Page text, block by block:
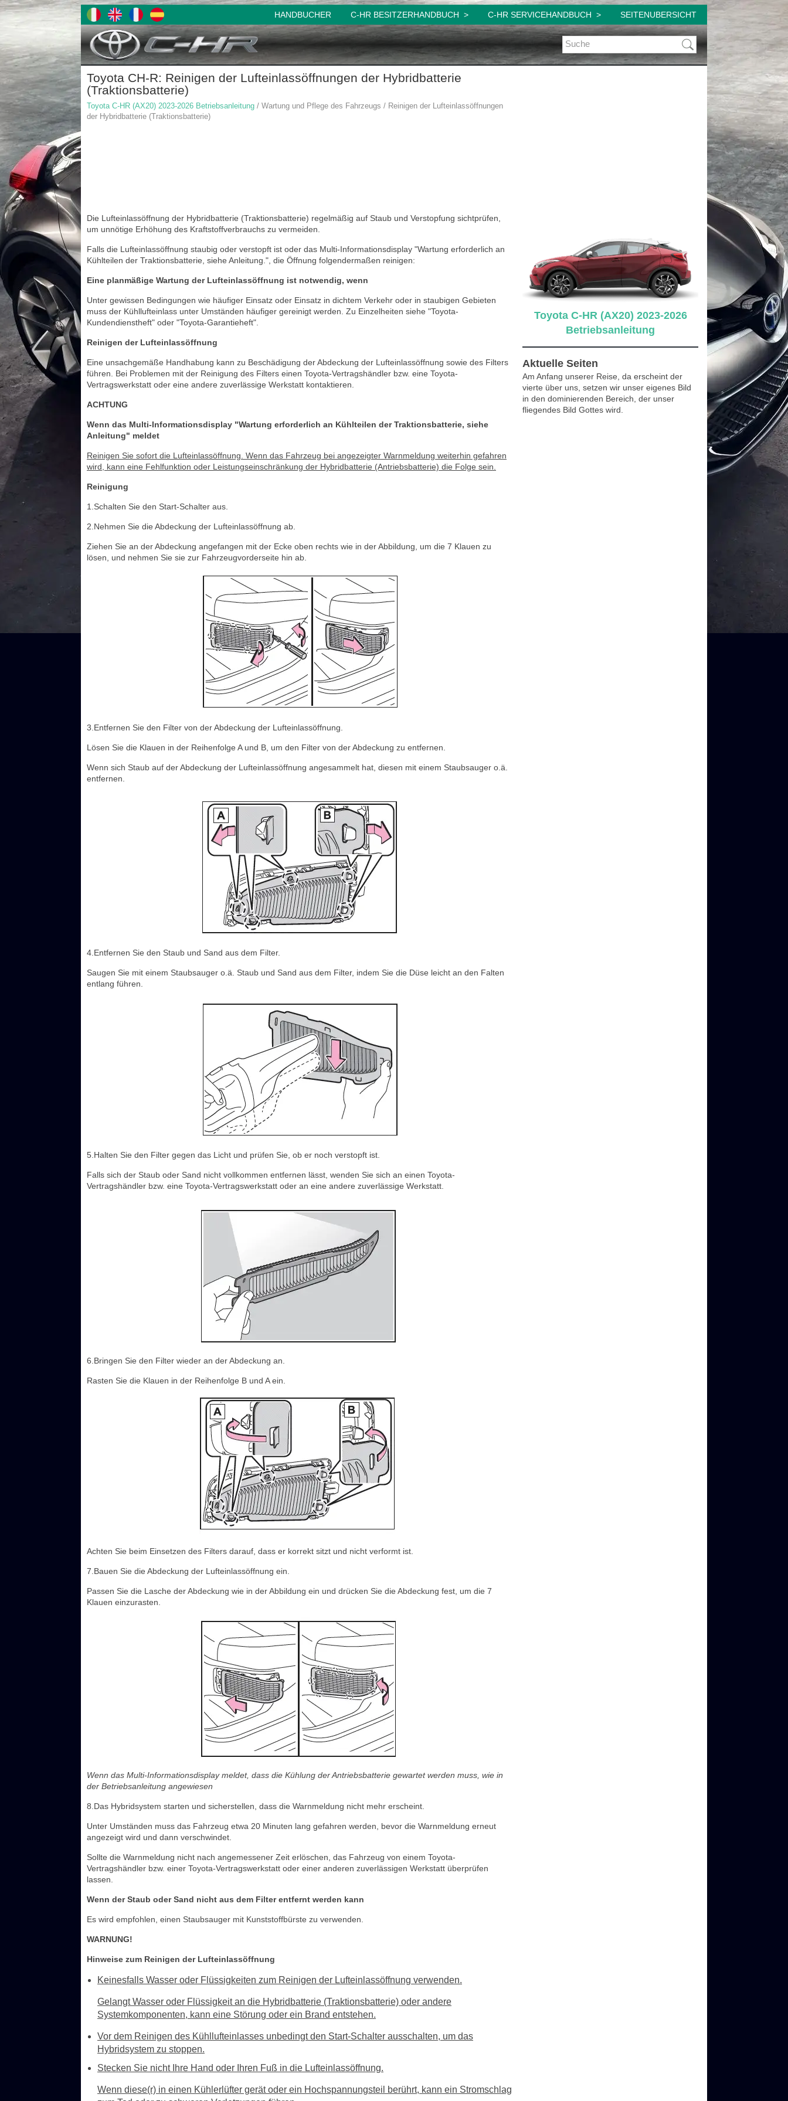
HANDBUCHER C-HR BESITZERHANDBUCH C-HR SERVICEHANDBUCH SEITENUBERSICHT
Toyota CH-R: Reinigen der Lufteinlassöffnungen der Hybridbatterie
(Traktionsbatterie)
Toyota C-HR (AX20) 2023-2026 Betriebsanleitung / Wartung und Pflege des Fahrzeugs / Reinigen der Lufteinlassöffnungen
der Hybridbatterie (Traktionsbatterie)
Die Lufteinlassöffnung der Hybridbatterie (Traktionsbatterie) regelmäßig auf Staub und Verstopfung sichtprüfen,
um unnötige Erhöhung des Kraftstoffverbrauchs zu vermeiden.
Falls die Lufteinlassöffnung staubig oder verstopft ist oder das Multi-Informationsdisplay "Wartung erforderlich an
Kühlteilen der Traktionsbatterie, siehe Anleitung.", die Öffnung folgendermaßen reinigen:
Eine planmäßige Wartung der Lufteinlassöffnung ist notwendig, wenn
Unter gewissen Bedingungen wie häufiger Einsatz oder Einsatz in dichtem Verkehr oder in staubigen Gebieten
muss der Kühllufteinlass unter Umständen häufiger gereinigt werden. Zu Einzelheiten siehe "Toyota-
Kundendienstheft" oder "Toyota-Garantieheft".
Reinigen der Lufteinlassöffnung
Eine unsachgemäße Handhabung kann zu Beschädigung der Abdeckung der Lufteinlassöffnung sowie des Filters
führen. Bei Problemen mit der Reinigung des Filters einen Toyota-Vertragshändler bzw. eine Toyota-
Vertragswerkstatt oder eine andere zuverlässige Werkstatt kontaktieren.
ACHTUNG
Wenn das Multi-Informationsdisplay "Wartung erforderlich an Kühlteilen der Traktionsbatterie, siehe
Anleitung" meldet
Reinigen Sie sofort die Lufteinlassöffnung. Wenn das Fahrzeug bei angezeigter Warnmeldung weiterhin gefahren
wird, kann eine Fehlfunktion oder Leistungseinschränkung der Hybridbatterie (Antriebsbatterie) die Folge sein.
Reinigung
1.Schalten Sie den Start-Schalter aus.
2.Nehmen Sie die Abdeckung der Lufteinlassöffnung ab.
Ziehen Sie an der Abdeckung angefangen mit der Ecke oben rechts wie in der Abbildung, um die 7 Klauen zu
lösen, und nehmen Sie sie zur Fahrzeugvorderseite hin ab.
3.Entfernen Sie den Filter von der Abdeckung der Lufteinlassöffnung.
Lösen Sie die Klauen in der Reihenfolge A und B, um den Filter von der Abdeckung zu entfernen.
Wenn sich Staub auf der Abdeckung der Lufteinlassöffnung angesammelt hat, diesen mit einem Staubsauger o.ä.
entfernen.
4.Entfernen Sie den Staub und Sand aus dem Filter.
Saugen Sie mit einem Staubsauger o.ä. Staub und Sand aus dem Filter, indem Sie die Düse leicht an den Falten
entlang führen.
5.Halten Sie den Filter gegen das Licht und prüfen Sie, ob er noch verstopft ist.
Falls sich der Staub oder Sand nicht vollkommen entfernen lässt, wenden Sie sich an einen Toyota-
Vertragshändler bzw. eine Toyota-Vertragswerkstatt oder an eine andere zuverlässige Werkstatt.
6.Bringen Sie den Filter wieder an der Abdeckung an.
Rasten Sie die Klauen in der Reihenfolge B und A ein.
Achten Sie beim Einsetzen des Filters darauf, dass er korrekt sitzt und nicht verformt ist.
7.Bauen Sie die Abdeckung der Lufteinlassöffnung ein.
Passen Sie die Lasche der Abdeckung wie in der Abbildung ein und drücken Sie die Abdeckung fest, um die 7
Klauen einzurasten.
Wenn das Multi-Informationsdisplay meldet, dass die Kühlung der Antriebsbatterie gewartet werden muss, wie in
der Betriebsanleitung angewiesen
8.Das Hybridsystem starten und sicherstellen, dass die Warnmeldung nicht mehr erscheint.
Unter Umständen muss das Fahrzeug etwa 20 Minuten lang gefahren werden, bevor die Warnmeldung erneut
angezeigt wird und dann verschwindet.
Sollte die Warnmeldung nicht nach angemessener Zeit erlöschen, das Fahrzeug von einem Toyota-
Vertragshändler bzw. einer Toyota-Vertragswerkstatt oder einer anderen zuverlässigen Werkstatt überprüfen
lassen.
Wenn der Staub oder Sand nicht aus dem Filter entfernt werden kann
Es wird empfohlen, einen Staubsauger mit Kunststoffbürste zu verwenden.
WARNUNG!
Hinweise zum Reinigen der Lufteinlassöffnung
Keinesfalls Wasser oder Flüssigkeiten zum Reinigen der Lufteinlassöffnung verwenden.
Gelangt Wasser oder Flüssigkeit an die Hybridbatterie (Traktionsbatterie) oder andere
Systemkomponenten, kann eine Störung oder ein Brand entstehen.
Vor dem Reinigen des Kühllufteinlasses unbedingt den Start-Schalter ausschalten, um das
Hybridsystem zu stoppen.
Stecken Sie nicht Ihre Hand oder Ihren Fuß in die Lufteinlassöffnung.
Wenn diese(r) in einen Kühlerlüfter gerät oder ein Hochspannungsteil berührt, kann ein Stromschlag
Toyota C-HR (AX20) 2023-2026
Betriebsanleitung
Aktuelle Seiten
Am Anfang unserer Reise, da erscheint der
vierte über uns, setzen wir unser eigenes Bild
in den dominierenden Bereich, der unser
fliegendes Bild Gottes wird.